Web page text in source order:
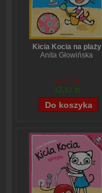
Kicia Kocia na plaży
Anita Głowińska
14,90 zł
12,12 zł